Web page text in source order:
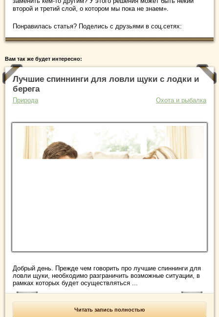
второй и третий слой, о котором мы пока не знаем».
Понравилась статья? Поделись с друзьями в соц.сетях:
Вам так же будет интересно:
Лучшие спиннинги для ловли щуки с лодки и
берега
Природа Охота и рыбалка
Добрый день. Прежде чем говорить про лучшие спиннинги для
ловли щуки, необходимо разграничить возможные ситуации, в
рамках которых будет осуществляться ...
Читать запись полностью